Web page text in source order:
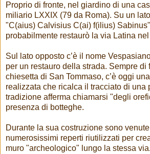
Proprio di fronte, nel giardino di una
miliario LXXIX (79 da Roma). Su un
"C(aius) Calvisius C(ai) f(ilius)
probabilmente restaurò la via Latina nel
Sul lato opposto c’è il nome
per un restauro della strada. Sempre di
chiesetta di San Tommaso, c’è oggi
realizzata che ricalca il tracciato di una
tradizione afferma chiamarsi "degli
presenza di botteghe.
Durante la sua costruzione sono
numerosissimi reperti riutilizzati per
muro "archeologico" lungo la stessa